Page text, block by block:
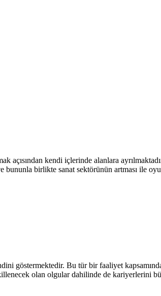
açısından kendi içlerinde alanlara
bununla birlikte sanat sektörünün artması ile
göstermektedir. Bu tür bir faaliyet
olan olgular dahilinde de kariyerlerini